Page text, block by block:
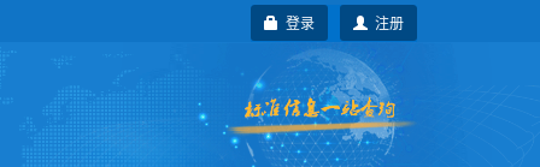
注册
登录